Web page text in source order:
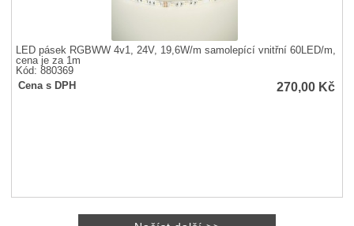
LED pásek RGBWW 4v1, 24V, 19,6W/m samolepící vnitřní 60LED/m,
cena je za 1m
Kód: 880369
Cena s DPH
270,00 Kč